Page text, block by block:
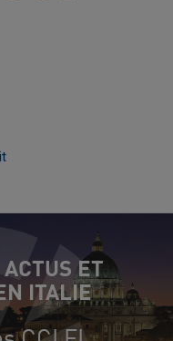
ET
ITALIE